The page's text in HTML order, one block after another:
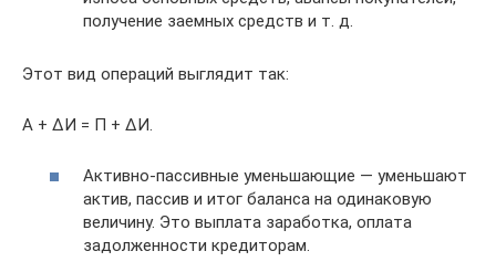
получение заемных средств и т. д.
Этот вид операций выглядит так:
А + ΔИ = П + ΔИ.
Активно-пассивные уменьшающие — уменьшают
актив, пассив и итог баланса на одинаковую
величину. Это выплата заработка, оплата
задолженности кредиторам.